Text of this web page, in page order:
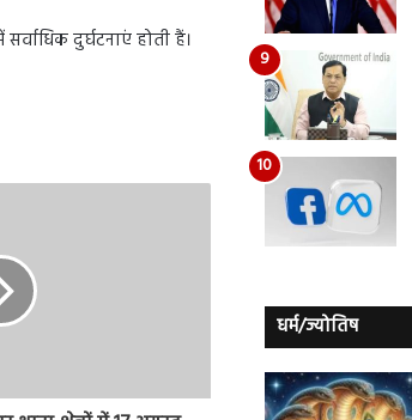
दुर्घटनाएं होती हैं।
धर्म/ज्योतिष